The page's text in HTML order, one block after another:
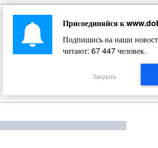
Жизнь Добропольского края
Присоединяйся к
Подпишись на наши
читают: 67 447человек.
Закрыть